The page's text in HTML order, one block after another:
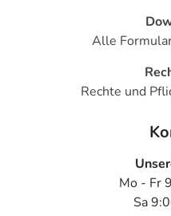
Alle
Rechte und
Mo - Fr
Sa